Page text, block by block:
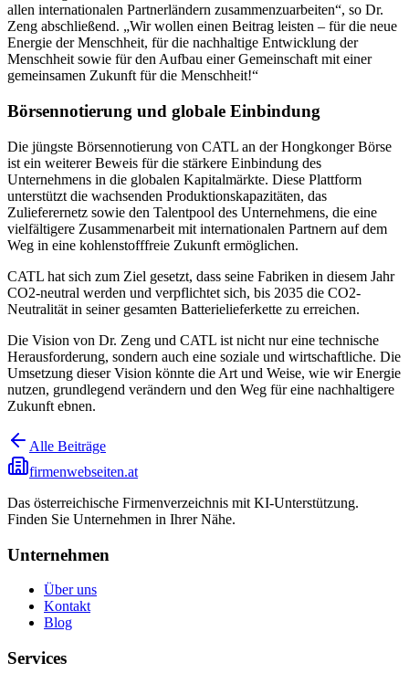
allen internationalen Partnerländern zusammenzuarbeiten“, so Dr.
Zeng abschließend. „Wir wollen einen Beitrag leisten – für die neue
Energie der Menschheit, für die nachhaltige Entwicklung der
Menschheit sowie für den Aufbau einer Gemeinschaft mit einer
gemeinsamen Zukunft für die Menschheit!“
Börsennotierung und globale Einbindung
Die jüngste Börsennotierung von CATL an der Hongkonger Börse
ist ein weiterer Beweis für die stärkere Einbindung des
Unternehmens in die globalen Kapitalmärkte. Diese Plattform
unterstützt die wachsenden Produktionskapazitäten, das
Zulieferernetz sowie den Talentpool des Unternehmens, die eine
vielfältigere Zusammenarbeit mit internationalen Partnern auf dem
Weg in eine kohlenstofffreie Zukunft ermöglichen.
CATL hat sich zum Ziel gesetzt, dass seine Fabriken in diesem Jahr
CO2-neutral werden und verpflichtet sich, bis 2035 die CO2-
Neutralität in seiner gesamten Batterielieferkette zu erreichen.
Die Vision von Dr. Zeng und CATL ist nicht nur eine technische
Herausforderung, sondern auch eine soziale und wirtschaftliche. Die
Umsetzung dieser Vision könnte die Art und Weise, wie wir Energie
nutzen, grundlegend verändern und den Weg für eine nachhaltigere
Zukunft ebnen.
Alle Beiträge
firmenwebseiten.at
Das österreichische Firmenverzeichnis mit KI-Unterstützung.
Finden Sie Unternehmen in Ihrer Nähe.
Unternehmen
Über uns
Kontakt
Blog
Services